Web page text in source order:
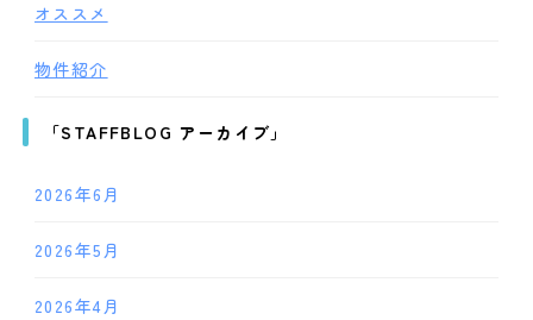
オススメ
物件紹介
「STAFFBLOG アーカイブ」
2026年6月
2026年5月
2026年4月